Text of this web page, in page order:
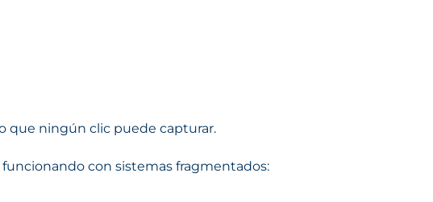
que ningún clic puede capturar.
con sistemas fragmentados: